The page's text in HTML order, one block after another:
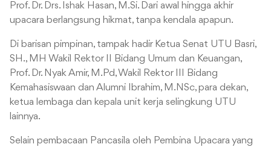
Prof. Dr. Drs. Ishak Hasan, M.Si. Dari awal hingga akhir
upacara berlangsung hikmat, tanpa kendala apapun.
Di barisan pimpinan, tampak hadir Ketua Senat UTU Basri,
SH., MH Wakil Rektor II Bidang Umum dan Keuangan,
Prof. Dr. Nyak Amir, M.Pd, Wakil Rektor III Bidang
Kemahasiswaan dan Alumni Ibrahim, M.NSc, para dekan,
ketua lembaga dan kepala unit kerja selingkung UTU
lainnya.
Selain pembacaan Pancasila oleh Pembina Upacara yang